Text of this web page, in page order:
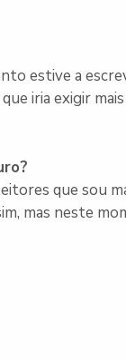
estive a
iria exigir mais
que sou
mas neste